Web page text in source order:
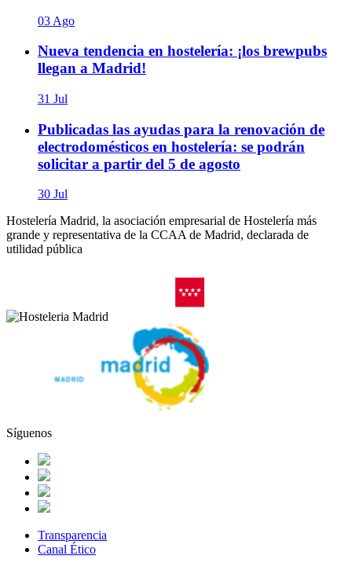
03 Ago
Nueva tendencia en hostelería: ¡los brewpubs
llegan a Madrid!
31 Jul
Publicadas las ayudas para la renovación de
electrodomésticos en hostelería: se podrán
solicitar a partir del 5 de agosto
30 Jul
Hostelería Madrid, la asociación empresarial de Hostelería más
grande y representativa de la CCAA de Madrid, declarada de
utilidad pública
Síguenos
Transparencia
Canal Ético